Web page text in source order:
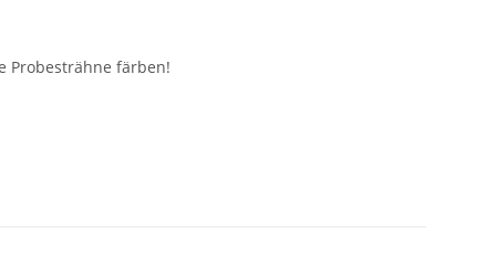
Probesträhne färben!